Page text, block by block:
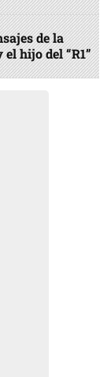
de la
hijo del “R1”